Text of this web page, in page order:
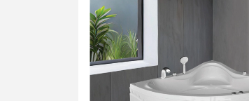
Vòi lavabo
Vòi chậu - vòi hồ - vòi gắn tường
Máy sấy tay
Lavabo tủ - Lavabo kính